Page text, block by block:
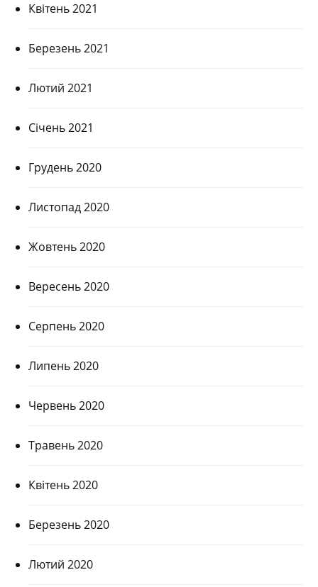
Квітень 2021
Березень 2021
Лютий 2021
Січень 2021
Грудень 2020
Листопад 2020
Жовтень 2020
Вересень 2020
Серпень 2020
Липень 2020
Червень 2020
Травень 2020
Квітень 2020
Березень 2020
Лютий 2020